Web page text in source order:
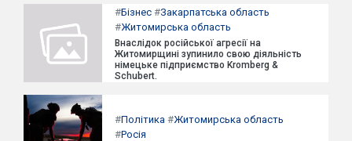
#Бізнес #Закарпатська область
#Житомирська область
Внаслідок російської агресії на
Житомирщині зупинило свою діяльність
німецьке підприємство Kromberg &
Schubert.
#Політика #Житомирська область
#Росія